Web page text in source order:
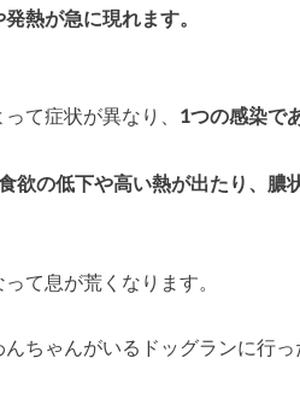
熱が急に現れます。
て症状が異なり、 1つの感染で
欲の低下や高い熱が出たり、膿
て息が荒くなります。
ちゃんがいるドッグランに行